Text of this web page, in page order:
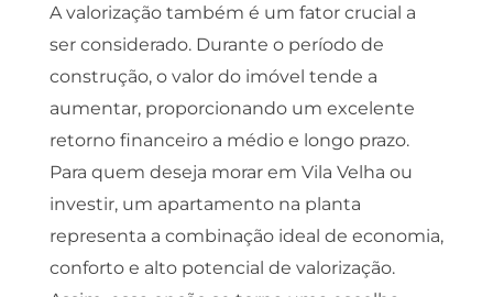
A valorização também é um fator crucial a
ser considerado. Durante o período de
construção, o valor do imóvel tende a
aumentar, proporcionando um excelente
retorno financeiro a médio e longo prazo.
Para quem deseja morar em Vila Velha ou
investir, um apartamento na planta
representa a combinação ideal de economia,
conforto e alto potencial de valorização.